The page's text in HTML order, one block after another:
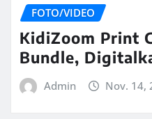
FOTO/VIDEO
KidiZoom Print
Bundle,
Admin Nov. 14,